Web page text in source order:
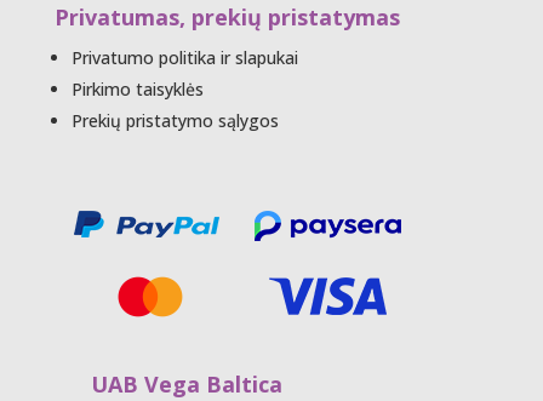
Privatumas, prekių pristatymas
Privatumo politika ir slapukai
Pirkimo taisyklės
Prekių pristatymo sąlygos
UAB Vega Baltica